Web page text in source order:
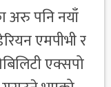
अरु पनि नयाँ
एमपीभी र
एक्सपो